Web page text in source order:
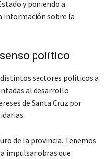
y poniendo a
información sobre la
político
sectores políticos a
al desarrollo
de Santa Cruz por
de la provincia. Tenemos
impulsar obras que